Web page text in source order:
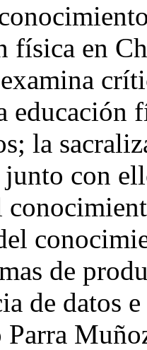
física en
educación
la
con
de
de datos